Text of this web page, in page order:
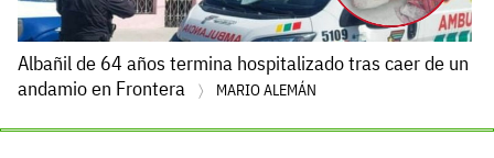
Albañil de 64 años termina hospitalizado tras caer de un
andamio en Frontera
MARIO ALEMÁN